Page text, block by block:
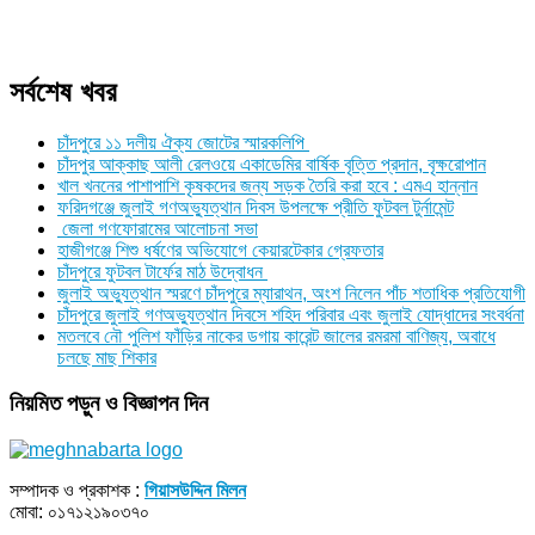
সর্বশেষ খবর
চাঁদপুরে ১১ দলীয় ঐক্য জোটের স্মারকলিপি
চাঁদপুর আক্কাছ আলী রেলওয়ে একাডেমির বার্ষিক বৃত্তি প্রদান, বৃক্ষরোপান
খাল খননের পাশাপাশি কৃষকদের জন্য সড়ক তৈরি করা হবে : এমএ হান্নান
ফরিদগঞ্জে জুলাই গণঅভ্যুত্থান দিবস উপলক্ষে প্রীতি ফুটবল টুর্নামেন্ট
জেলা গণফোরামের আলোচনা সভা
হাজীগঞ্জে শিশু ধর্ষণের অভিযোগে কেয়ারটেকার গ্রেফতার
চাঁদপুরে ফুটবল টার্ফের মাঠ উদ্বোধন
জুলাই অভ্যুত্থান স্মরণে চাঁদপুরে ম্যারাথন, অংশ নিলেন পাঁচ শতাধিক প্রতিযোগী
চাঁদপুরে জুলাই গণঅভ্যুত্থান দিবসে শহিদ পরিবার এবং জুলাই যোদ্ধাদের সংবর্ধনা
মতলবে নৌ পুলিশ ফাঁড়ির নাকের ডগায় কারেন্ট জালের রমরমা বাণিজ্য, অবাধে
চলছে মাছ শিকার
নিয়মিত পড়ুন ও বিজ্ঞাপন দিন
সম্পাদক ও প্রকাশক : গিয়াসউদ্দিন মিলন
মোবা: ০১৭১২১৯০৩৭০